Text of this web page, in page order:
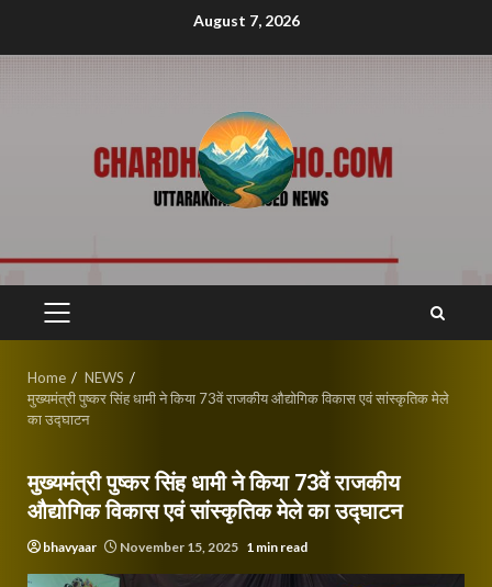
August 7, 2026
PRIMARY
Home
NEWS
मुख्यमंत्री पुष्कर सिंह धामी ने किया 73वें राजकीय औद्योगिक विकास एवं सांस्कृतिक मेले
का उद्घाटन
मुख्यमंत्री पुष्कर सिंह धामी ने किया 73वें राजकीय
औद्योगिक विकास एवं सांस्कृतिक मेले का उद्घाटन
bhavyaar November 15, 2025 1 min read